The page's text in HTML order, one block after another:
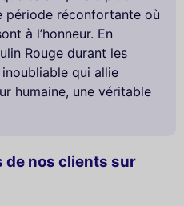
de nos clients sur
période réconfortante où
à l’honneur. En
Rouge durant les
qui allie
humaine, une véritable